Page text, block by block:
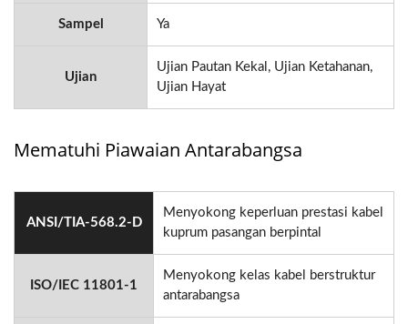
Sampel Ya
Ujian
Ujian Pautan Kekal, Ujian Ketahanan,
Ujian Hayat
Mematuhi Piawaian Antarabangsa
ANSI/TIA-568.2-D
Menyokong keperluan prestasi kabel
kuprum pasangan berpintal
ISO/IEC 11801-1
Menyokong kelas kabel berstruktur
antarabangsa